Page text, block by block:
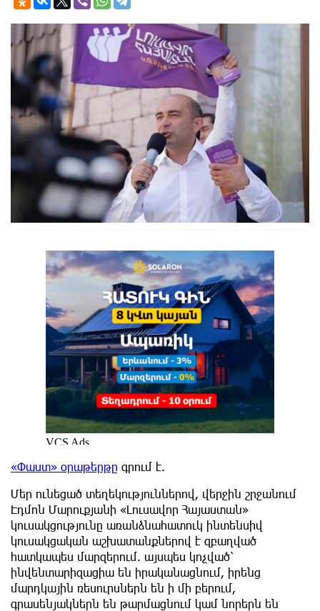
«Փաստ» օրաթերթը գրում է.
Մեր ունեցած տեղեկություններով, վերջին շրջանում
Էդմոն Մարուքյանի «Լուսավոր Հայաստան»
կուսակցությունը առանձնահատուկ ինտենսիվ
կուսակցական աշխատանքներով է զբաղված
հատկապես մարզերում. այսպես կոչված՝
ինվենտարիզացիա են իրականացնում, իրենց
մարդկային ռեսուրսներն են ի մի բերում,
գրասենյակներն են թարմացնում կամ նորերն են